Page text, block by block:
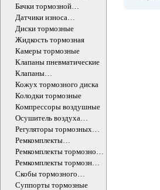
Бачки тормозной
жидкости
Датчики износа
тормозных колодок
Диски тормозные
Жидкость тормозная
Камеры тормозные
Клапаны пневматические
Клапаны
электромагнитные
Кожух тормозного диска
Колодки тормозные
Компрессоры воздушные
Осушитель воздуха
тормозной системы
Регуляторы тормозных
усилий
Ремкомплекты
компрессоров воздушных
Ремкомплекты тормозной
системы
Ремкомплекты тормозных
суппортов
Скобы тормозного
суппорта
Суппорты тормозные